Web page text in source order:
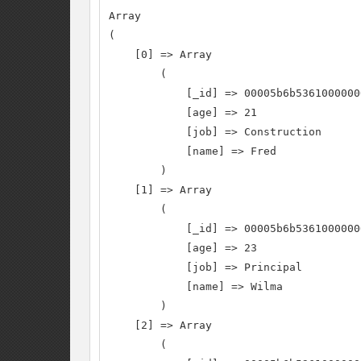
Array
(
    [0] => Array
        (
[_id] =>
            [age] => 21
            [job] => Construction
            [name] => Fred
        )
    [1] => Array
        (
[_id] =>
            [age] => 23
            [job] => Principal
            [name] => Wilma
        )
    [2] => Array
        (